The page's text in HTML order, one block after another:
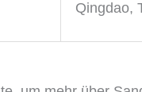
Qingdao,